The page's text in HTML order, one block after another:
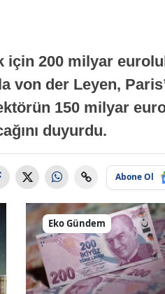
için 200 milyar
von der Leyen,
150 milyar
duyurdu.
Abone Ol
Eko Gündem